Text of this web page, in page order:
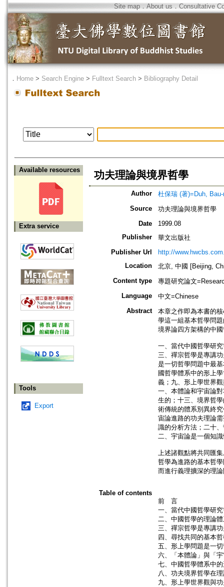
Site map．About us ． Consultative
． Home > Search Engine > Fulltext Search > Bibliography Detail
Available resources
Extra service
Tools
Export
功夫理論與境界哲學
Author
杜保瑞 (著)=Duh,
Source
功夫理論與境界哲學
Date
1999.08
Publisher
華文出版社
Publisher Url
http://
Location
北京, 中國 [Beijing,
Content type
專題研究論文
Language
中文=Chinese
Abstract
本章之作即為本書的
學這一組基本哲學問
境界論四方架構的中
一、當代中國哲學研
三、禪宗哲學是專講
是一切哲學問題中最
國哲學體系中的形上
義；九、形上學世界
一、本體論和宇宙論
生的；十三、境界哲
術傳統的體系別異終
宙論進路的功夫理論
識的分析方法；二十
二、宇宙論是一個知
上述諸觀點將共同匯
哲學為進路的基本哲
而進行義理擴深的理
Table of contents
前 言
一、當代中國哲學研
二、中國哲學的理論
三、禪宗哲學是專講
四、尋找共同的基本
五、形上學問題是一
六、「本體論」與「
七、中國哲學體系中
八、功夫境界哲學在
九、形上學世界觀與